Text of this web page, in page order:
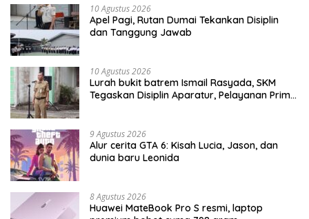
10 Agustus 2026
Apel Pagi, Rutan Dumai Tekankan Disiplin
dan Tanggung Jawab
10 Agustus 2026
Lurah bukit batrem Ismail Rasyada, SKM
Tegaskan Disiplin Aparatur, Pelayanan Prima
9 Agustus 2026
Alur cerita GTA 6: Kisah Lucia, Jason, dan
dunia baru Leonida
8 Agustus 2026
Huawei MateBook Pro S resmi, laptop